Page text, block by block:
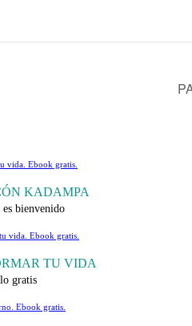
KADAMPA
bienvenido
TU VIDA
gratis